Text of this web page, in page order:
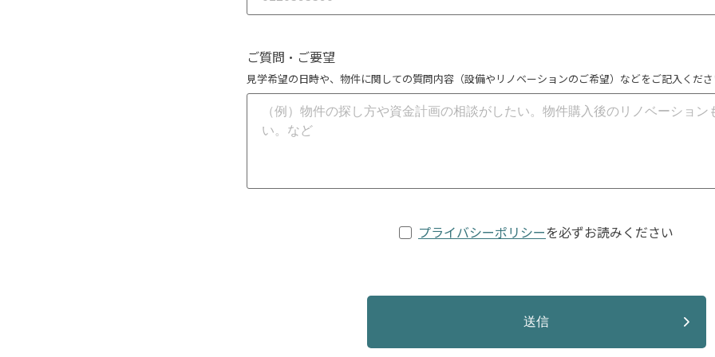
ご質問・ご要望
見学希望の日時や、物件に関しての質問内容（設備やリノベーションのご希望）などをご記入くだ
プライバシーポリシーを必ずお読みください